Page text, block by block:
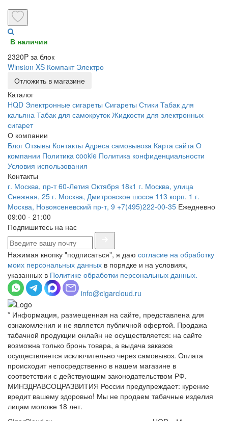
В наличии
2320P за блок
Winston XS Компакт Электро
Отложить в магазине
Каталог
HQD Электронные сигареты Сигареты Стики Табак для
кальяна Табак для самокруток Жидкости для электронных
сигарет
О компании
Блог Отзывы Контакты Адреса самовывоза Карта сайта О
компании Политика cookie Политика конфиденциальности
Условия использования
Контакты
г. Москва, пр-т 60-Летия Октября 18к1 г. Москва, улица
Снежная, 25 г. Москва, Дмитровское шоссе 113 корп. 1 г.
Москва, Новоясеневский пр-т, 9 +7(495)222-00-35 Ежедневно
09:00 - 21:00
Подпишитесь на нас
Нажимая кнопку "подписаться", я даю согласие на обработку
моих персональных данных в порядке и на условиях,
указанных в Политике обработки персональных данных.
info@cigarcloud.ru
* Информация, размещенная на сайте, представлена для
ознакомления и не является публичной офертой. Продажа
табачной продукции онлайн не осуществляется: на сайте
возможна только бронь товара, а выдача заказов
осуществляется исключительно через самовывоз. Оплата
происходит непосредственно в нашем магазине в
соответствии с действующим законодательством РФ.
МИНЗДРАВСОЦРАЗВИТИЯ России предупреждает: курение
вредит вашему здоровью! Мы не продаем табачные изделия
лицам моложе 18 лет.